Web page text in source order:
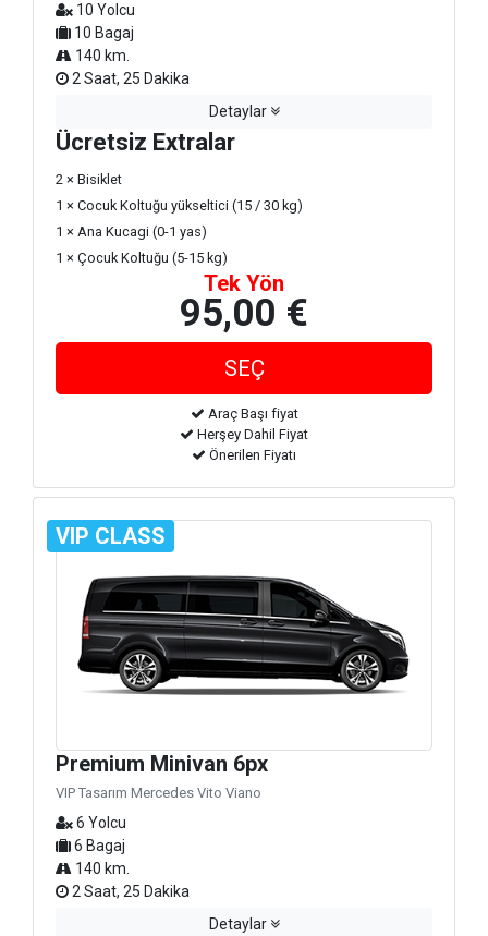
10 Yolcu
10 Bagaj
140 km.
2 Saat, 25 Dakika
Detaylar
Ücretsiz Extralar
2 × Bisiklet
1 × Cocuk Koltuğu yükseltici (15 / 30 kg)
1 × Ana Kucagi (0-1 yas)
1 × Çocuk Koltuğu (5-15 kg)
Tek Yön
95,00 €
Araç Başı fiyat
Herşey Dahil Fiyat
Önerilen Fiyatı
VIP CLASS
Premium Minivan 6px
VIP Tasarım Mercedes Vito Viano
6 Yolcu
6 Bagaj
140 km.
2 Saat, 25 Dakika
Detaylar